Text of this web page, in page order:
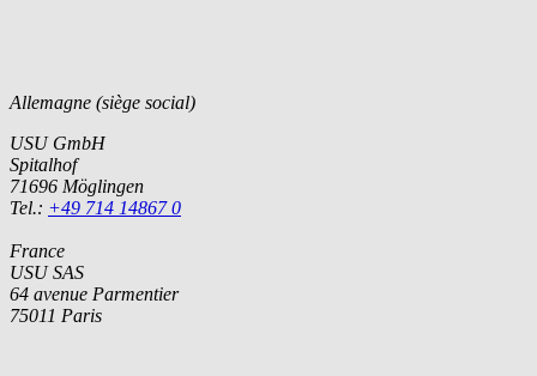
Allemagne (siège social)
USU GmbH
Spitalhof
71696 Möglingen
Tel.: +49 714 14867 0
France
USU SAS
64 avenue Parmentier
75011 Paris